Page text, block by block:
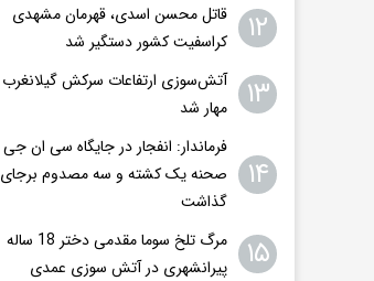
۱۲
قاتل محسن اسدی، قهرمان مشهدی
کراسفیت کشور دستگیر شد
۱۳
آتش‌سوزی ارتفاعات سرکش گیلانغرب
مهار شد
۱۴
فرماندار: انفجار در جایگاه سی ان جی
صحنه یک کشته و سه مصدوم برجای
گذاشت
۱۵
مرگ تلخ سوما مقدمی دختر 18 ساله
پیرانشهری در آتش سوزی عمدی